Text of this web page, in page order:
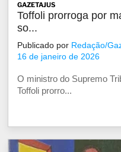
GAZETAJUS
Toffoli prorroga por
so...
Publicado por Redação/
16 de janeiro de 2026
O ministro do Supremo
Toffoli prorro...